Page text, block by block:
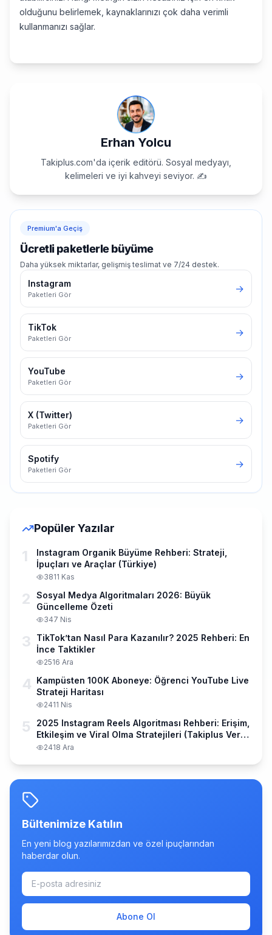
olduğunu belirlemek, kaynaklarınızı çok daha verimli
kullanmanızı sağlar.
Erhan Yolcu
Takiplus.com'da içerik editörü. Sosyal medyayı,
kelimeleri ve iyi kahveyi seviyor. ✍️
Premium'a Geçiş
Ücretli paketlerle büyüme
Daha yüksek miktarlar, gelişmiş teslimat ve 7/24 destek.
Instagram
Paketleri Gör →
TikTok
Paketleri Gör →
YouTube
Paketleri Gör →
X (Twitter)
Paketleri Gör →
Spotify
Paketleri Gör →
Popüler Yazılar
1
Instagram Organik Büyüme Rehberi: Strateji,
İpuçları ve Araçlar (Türkiye)
3811 Kas
2
Sosyal Medya Algoritmaları 2026: Büyük
Güncelleme Özeti
347 Nis
3
TikTok’tan Nasıl Para Kazanılır? 2025 Rehberi: En
İnce Taktikler
2516 Ara
4 Kampüsten 100K Aboneye: Öğrenci YouTube Live
Strateji Haritası
2411 Nis
5
2025 Instagram Reels Algoritması Rehberi: Erişim,
Etkileşim ve Viral Olma Stratejileri (Takiplus Veri
Analizi)
2418 Ara
Bültenimize Katılın
En yeni blog yazılarımızdan ve özel ipuçlarından
haberdar olun.
Abone Ol